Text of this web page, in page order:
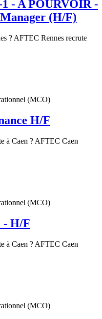
- A POURVOIR -
(H/F)
? AFTEC Rennes recrute
(MCO)
H/F
à Caen ? AFTEC Caen
(MCO)
- H/F
à Caen ? AFTEC Caen
(MCO)